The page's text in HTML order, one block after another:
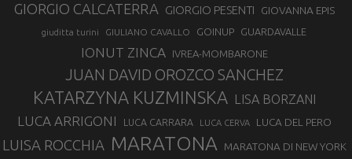
GIORGIO CALCATERRA GIORGIO PESENTI GIOVANNA EPIS
giuditta turini GIULIANO CAVALLO GOINUP GUARDAVALLE
IONUT ZINCA IVREA-MOMBARONE
JUAN DAVID OROZCO SANCHEZ
KATARZYNA KUZMINSKA LISA BORZANI
LUCA ARRIGONI LUCA CARRARA LUCA CERVA LUCA DEL PERO
LUISA ROCCHIA MARATONA MARATONA DI NEW YORK